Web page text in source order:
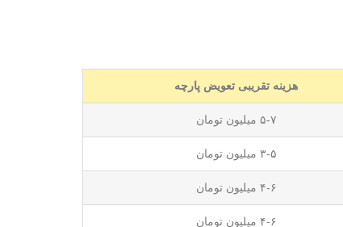
هزینه تقریبی تعویض پارچه
۵-۷ میلیون تومان
۳-۵ میلیون تومان
۴-۶ میلیون تومان
۴-۶ میلیون تومان